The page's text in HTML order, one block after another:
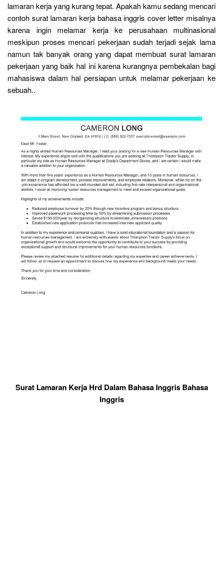
lamaran kerja yang kurang tepat. Apakah kamu sedang mencari
contoh surat lamaran kerja bahasa inggris cover letter misalnya
karena ingin melamar kerja ke perusahaan multinasional
meskipun proses mencari pekerjaan sudah terjadi sejak lama
namun tak banyak orang yang dapat membuat surat lamaran
pekerjaan yang baik hal ini karena kurangnya pembekalan bagi
mahasiswa dalam hal persiapan untuk melamar pekerjaan ke
sebuah..
Surat Lamaran Kerja Hrd Dalam Bahasa Inggris Bahasa
Inggris